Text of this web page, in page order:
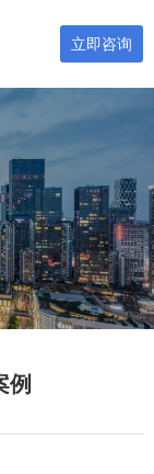
立即咨询
例